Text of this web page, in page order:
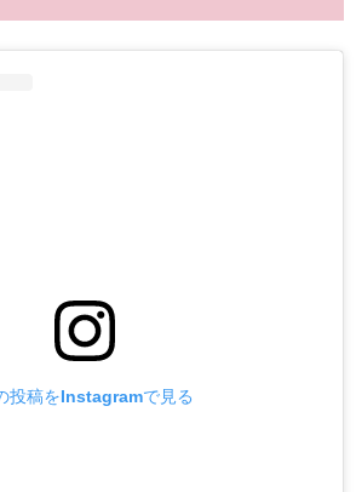
投稿をInstagramで見る